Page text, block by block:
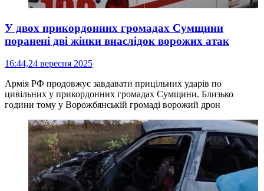
У двох прикордонних громадах Сумщини
поранені дві жінки внаслідок ворожих атак
16:44,24 вересня 2025
Армія РФ продовжує завдавати прицільних ударів по
цивільних у прикордонних громадах Сумщини. Близько
години тому у Ворожбянській громаді ворожий дрон